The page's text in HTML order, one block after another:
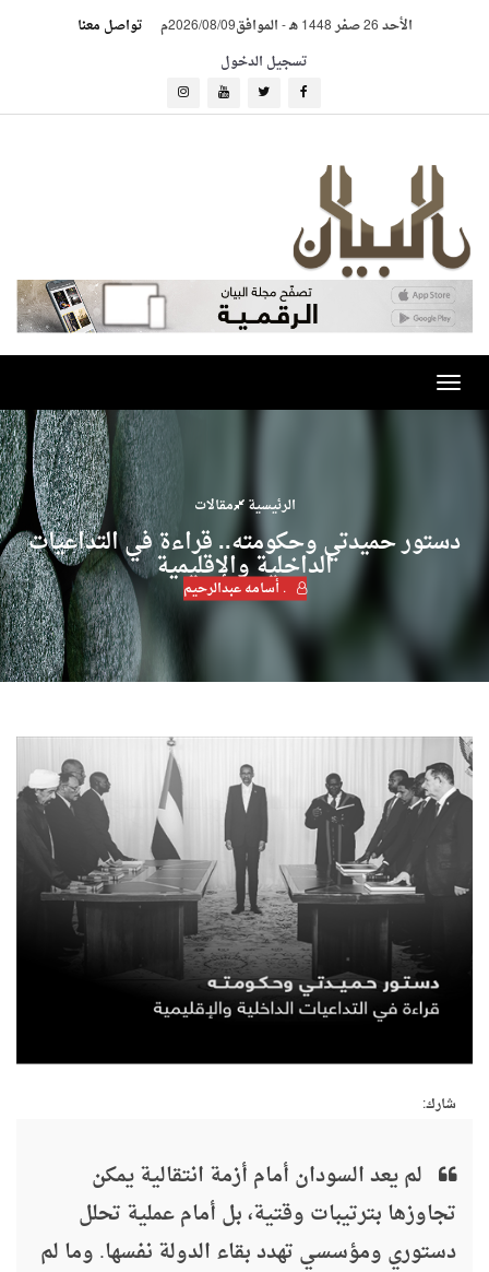
الأحد 26 صفر 1448 هـ -الموافق2026/08/09م
تواصل معنا
تسجيل الدخول
Toggle
navigation
الرئيسية مقالات
دستور حميدتي وحكومته.. قراءة في التداعيات
الداخلية والإقليمية
. أسامه عبدالرحيم
شارك:
لم يعد السودان أمام أزمة انتقالية يمكن
تجاوزها بترتيبات وقتية، بل أمام عملية تحلل
دستوري ومؤسسي تهدد بقاء الدولة نفسها. وما لم